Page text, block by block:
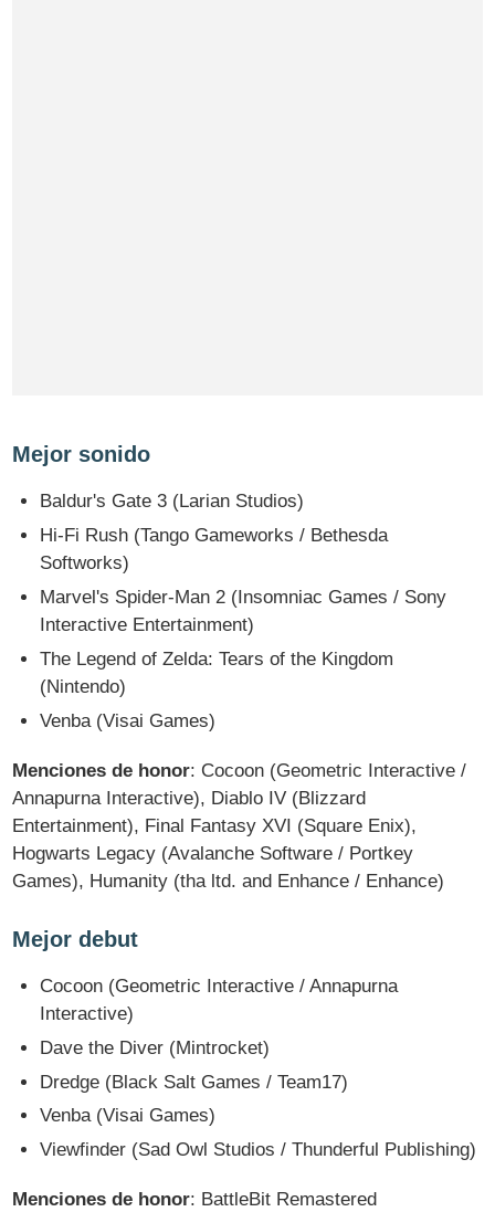
Mejor sonido
Baldur's Gate 3 (Larian Studios)
Hi-Fi Rush (Tango Gameworks / Bethesda
Softworks)
Marvel's Spider-Man 2 (Insomniac Games / Sony
Interactive Entertainment)
The Legend of Zelda: Tears of the Kingdom
(Nintendo)
Venba (Visai Games)
Menciones de honor: Cocoon (Geometric Interactive /
Annapurna Interactive), Diablo IV (Blizzard
Entertainment), Final Fantasy XVI (Square Enix),
Hogwarts Legacy (Avalanche Software / Portkey
Games), Humanity (tha ltd. and Enhance / Enhance)
Mejor debut
Cocoon (Geometric Interactive / Annapurna
Interactive)
Dave the Diver (Mintrocket)
Dredge (Black Salt Games / Team17)
Venba (Visai Games)
Viewfinder (Sad Owl Studios / Thunderful Publishing)
Menciones de honor: BattleBit Remastered